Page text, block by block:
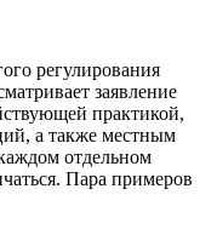
регулирования
заявление
практикой,
а также местным
отдельном
Пара примеров